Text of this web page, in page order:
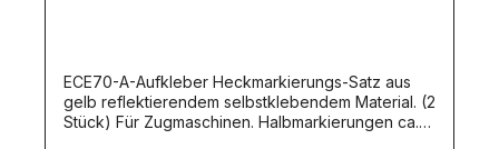
ECE70-A-Aufkleber Heckmarkierungs-Satz aus
gelb reflektierendem selbstklebendem Material. (2
Stück) Für Zugmaschinen. Halbmarkierungen ca.